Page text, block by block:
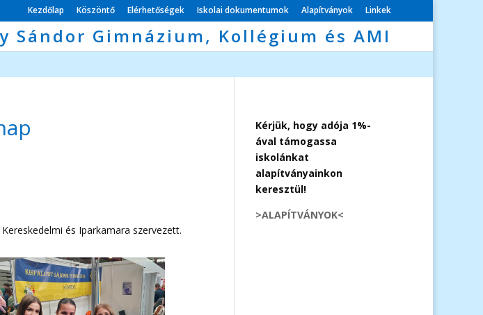
Kezdőlap Köszöntő Elérhetőségek Iskolai dokumentumok Alapítványok Linkek
Sándor Gimnázium, Kollégium és AMI
és Iparkamara szervezett.
Kérjük, hogy adója 1%-
ával támogassa
iskolánkat
alapítványainkon
keresztül!
>ALAPÍTVÁNYOK<